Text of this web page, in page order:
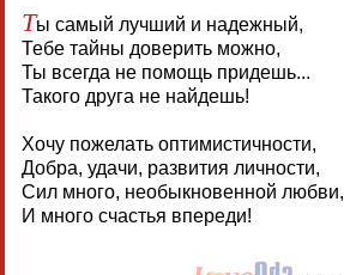
Ты самый лучший и надежный,
Тебе тайны доверить можно,
Ты всегда не помощь придешь...
Такого друга не найдешь!
Хочу пожелать оптимистичности,
Добра, удачи, развития личности,
Сил много, необыкновенной любви,
И много счастья впереди!